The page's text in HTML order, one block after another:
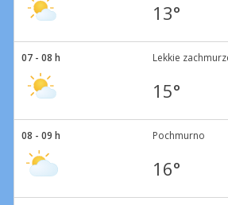
13°
07 - 08 h Lekkie
15°
08 - 09 h Pochmurno
16°